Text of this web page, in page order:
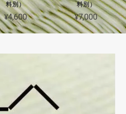
料別）
¥4,600
料別）
¥7,000